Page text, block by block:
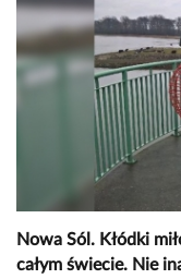
Nowa Sól. Kłódki
całym świecie. Nie